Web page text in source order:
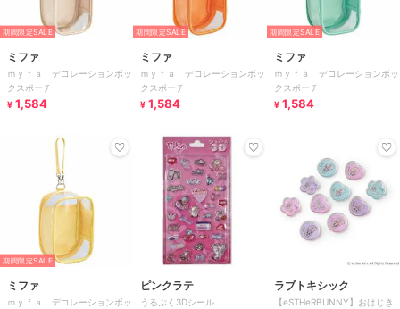
期間限定SALE
ミファ
ｍｙｆａ デコレーションボッ
クスポーチ
¥ 1,584
期間限定SALE
ミファ
ｍｙｆａ デコレーションボッ
クスポーチ
¥ 1,584
期間限定SALE
ミファ
ｍｙｆａ デコレーションボッ
クスポーチ
¥ 1,584
期間限定SALE
ミファ
ｍｙｆａ デコレーションボッ
ピンクラテ
うるぷく3Dシール
ラブトキシック
【eSTHeRBUNNY】おはじき